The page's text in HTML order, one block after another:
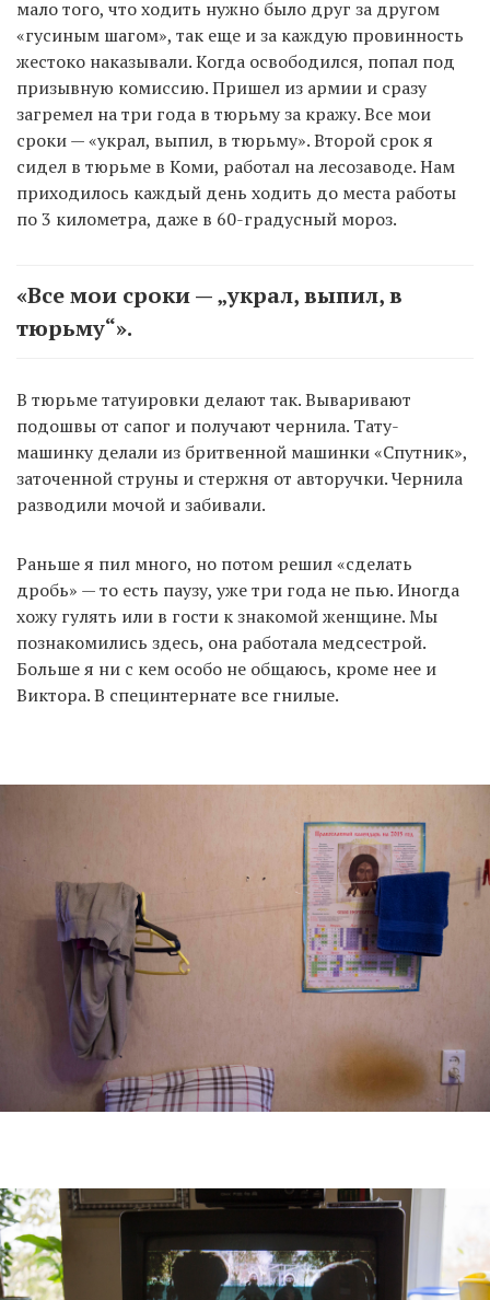
мало того, что ходить нужно было друг за другом
«гусиным шагом», так еще и за каждую провинность
жестоко наказывали. Когда освободился, попал под
призывную комиссию. Пришел из армии и сразу
загремел на три года в тюрьму за кражу. Все мои
сроки — «украл, выпил, в тюрьму». Второй срок я
сидел в тюрьме в Коми, работал на лесозаводе. Нам
приходилось каждый день ходить до места работы
по 3 километра, даже в 60-градусный мороз.
«Все мои сроки — „украл, выпил, в
тюрьму“».
В тюрьме татуировки делают так. Вываривают
подошвы от сапог и получают чернила. Тату-
машинку делали из бритвенной машинки «Спутник»,
заточенной струны и стержня от авторучки. Чернила
разводили мочой и забивали.
Раньше я пил много, но потом решил «сделать
дробь» — то есть паузу, уже три года не пью. Иногда
хожу гулять или в гости к знакомой женщине. Мы
познакомились здесь, она работала медсестрой.
Больше я ни с кем особо не общаюсь, кроме нее и
Виктора. В специнтернате все гнилые.